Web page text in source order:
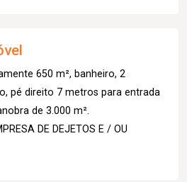
650 m², banheiro, 2
pé direito 7 metros para entrada
de 3.000 m².
DE DEJETOS E / OU